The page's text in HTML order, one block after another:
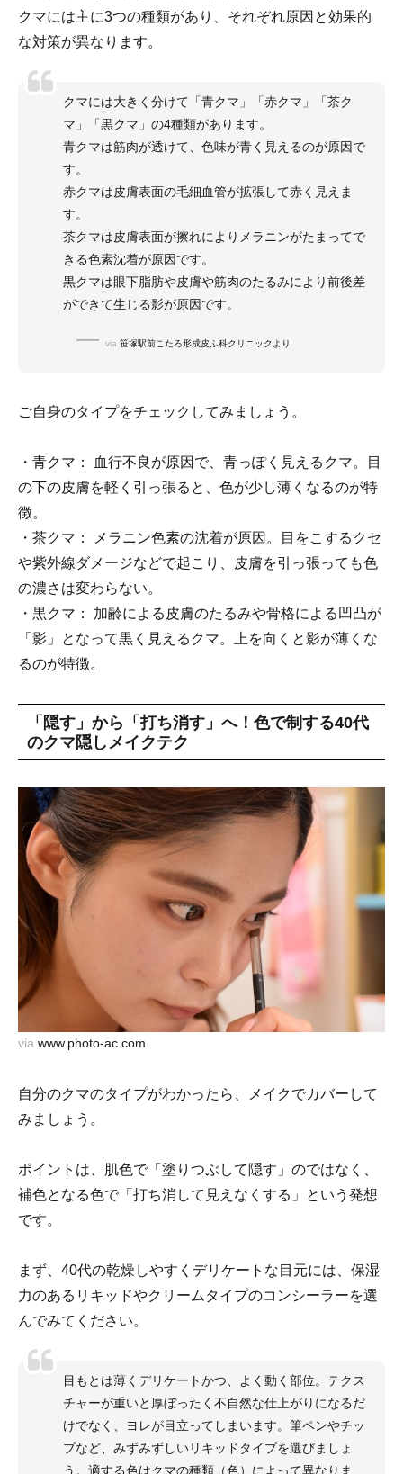
クマには主に3つの種類があり、それぞれ原因と効果的
な対策が異なります。
クマには大きく分けて「青クマ」「赤クマ」「茶ク
マ」「黒クマ」の4種類があります。
青クマは筋肉が透けて、色味が青く見えるのが原因で
す。
赤クマは皮膚表面の毛細血管が拡張して赤く見えま
す。
茶クマは皮膚表面が擦れによりメラニンがたまってで
きる色素沈着が原因です。
黒クマは眼下脂肪や皮膚や筋肉のたるみにより前後差
ができて生じる影が原因です。
via 笹塚駅前こたろ形成皮ふ科クリニックより
ご自身のタイプをチェックしてみましょう。
・青クマ： 血行不良が原因で、青っぽく見えるクマ。目
の下の皮膚を軽く引っ張ると、色が少し薄くなるのが特
徴。
・茶クマ： メラニン色素の沈着が原因。目をこするクセ
や紫外線ダメージなどで起こり、皮膚を引っ張っても色
の濃さは変わらない。
・黒クマ： 加齢による皮膚のたるみや骨格による凹凸が
「影」となって黒く見えるクマ。上を向くと影が薄くな
るのが特徴。
「隠す」から「打ち消す」へ！色で制する40代
のクマ隠しメイクテク
via www.photo-ac.com
自分のクマのタイプがわかったら、メイクでカバーして
みましょう。
ポイントは、肌色で「塗りつぶして隠す」のではなく、
補色となる色で「打ち消して見えなくする」という発想
です。
まず、40代の乾燥しやすくデリケートな目元には、保湿
力のあるリキッドやクリームタイプのコンシーラーを選
んでみてください。
目もとは薄くデリケートかつ、よく動く部位。テクス
チャーが重いと厚ぼったく不自然な仕上がりになるだ
けでなく、ヨレが目立ってしまいます。筆ペンやチッ
プなど、みずみずしいリキッドタイプを選びましょ
う。適する色はクマの種類（色）によって異なりま